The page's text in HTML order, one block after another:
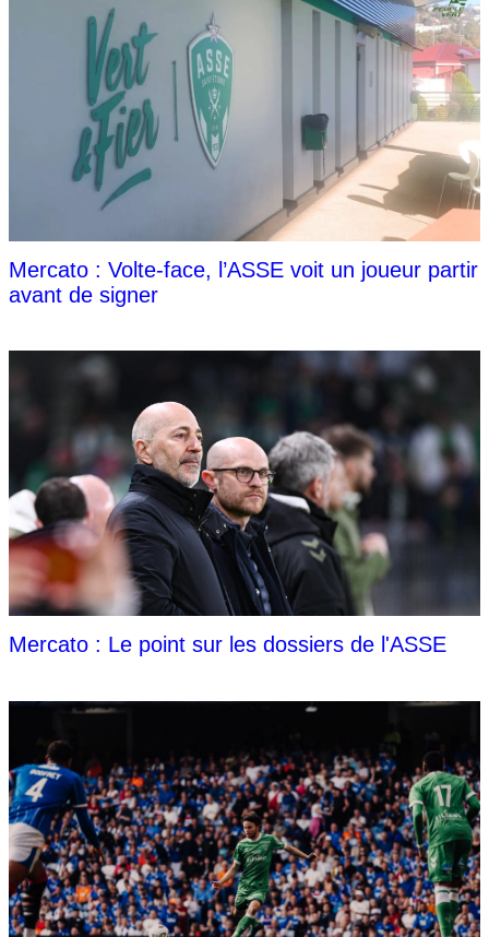
Mercato : Volte-face, l’ASSE voit un joueur partir
avant de signer
Mercato : Le point sur les dossiers de l'ASSE